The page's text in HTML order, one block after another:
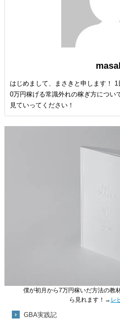
はじめまして、まさきと申します！
0万円稼げる常識外れの稼ぎ方につい
見ていってください！
僕が初月から7万円稼いだ方法の教
ら見れます！→ レ
GBA実践記